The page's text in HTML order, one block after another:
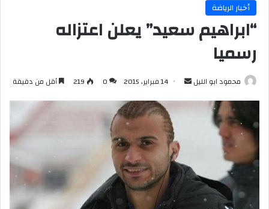
أخبار الرياضة
“ابراهيم سعيد” يعلن اعتزاله
رسميا
محمود ابو الليل
أرسل
إلكترونيا
14 فبراير، 2015 0
219 أقل من دقيقة